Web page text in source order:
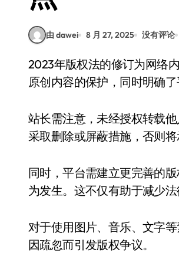
由 dawei 8 月 27, 2025 没有评论
2023年版权法的修订为网络内容创作者和网站管理者带来了新的规范。此次修订重点在于加强对
原创内容的保护，同时明确
站长需注意，未经授权转载
采取删除或屏蔽措施，否则将
同时，平台需建立更完善的
为发生。这不仅有助于减少
对于使用图片、音乐、文字
因疏忽而引发版权争议。